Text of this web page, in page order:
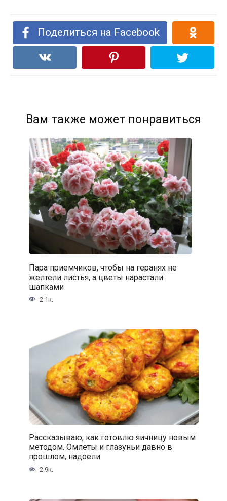
Поделиться на Facebook
Вам также может понравиться
Пара приемчиков, чтобы на геранях не
желтели листья, а цветы нарастали
шапками
2.1к.
Рассказываю, как готовлю яичницу новым
методом. Омлеты и глазуньи давно в
прошлом, надоели
2.9к.